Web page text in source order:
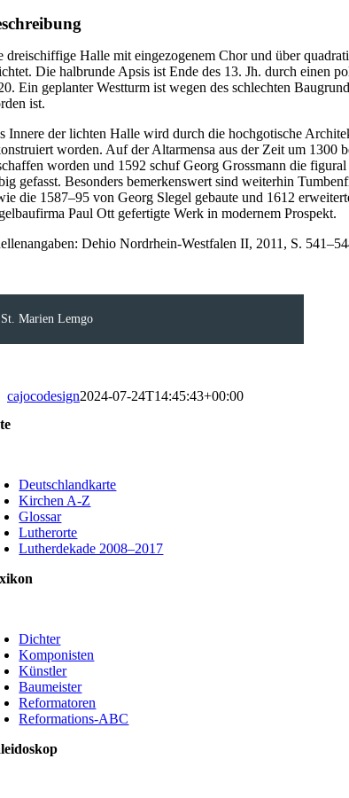
dreischiffige Halle mit eingezogenem Chor und über
Die halbrunde Apsis ist Ende des 13. Jh. durch einen
Ein geplanter Westturm ist wegen des schlechten
ist.
Innere der lichten Halle wird durch die hochgotische
worden. Auf der Altarmensa aus der Zeit um 1300
worden und 1592 schuf Georg Grossmann die
gefasst. Besonders bemerkenswert sind weiterhin
die 1587–95 von Georg Slegel gebaute und 1612
Paul Ott gefertigte Werk in modernem Prospekt.
Dehio Nordrhein-Westfalen II, 2011, S.
St. Marien Lemgo
cajocodesign2024-07-24T14:45:43+00:00
Deutschlandkarte
Kirchen A-Z
Glossar
Lutherorte
Lutherdekade 2008–2017
Dichter
Komponisten
Künstler
Baumeister
Reformatoren
Reformations-ABC